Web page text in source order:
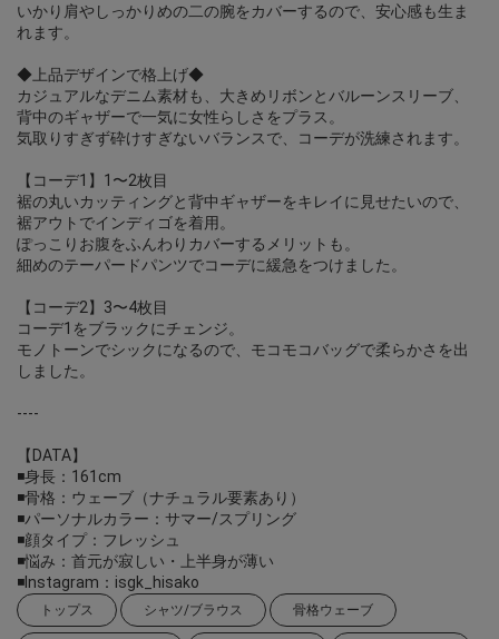
いかり肩やしっかりめの二の腕をカバーするので、安心感も生ま
れます。
◆上品デザインで格上げ◆
カジュアルなデニム素材も、大きめリボンとバルーンスリーブ、
背中のギャザーで一気に女性らしさをプラス。
気取りすぎず砕けすぎないバランスで、コーデが洗練されます。
【コーデ1】1〜2枚目
裾の丸いカッティングと背中ギャザーをキレイに見せたいので、
裾アウトでインディゴを着用。
ぽっこりお腹をふんわりカバーするメリットも。
細めのテーパードパンツでコーデに緩急をつけました。
【コーデ2】3〜4枚目
コーデ1をブラックにチェンジ。
モノトーンでシックになるので、モコモコバッグで柔らかさを出
しました。
----
【DATA】
◾️身長：161cm
◾️骨格：ウェーブ（ナチュラル要素あり）
◾️パーソナルカラー：サマー/スプリング
◾️顔タイプ：フレッシュ
◾️悩み：首元が寂しい・上半身が薄い
◾️Instagram：isgk_hisako
トップス シャツ/ブラウス 骨格ウェーブ